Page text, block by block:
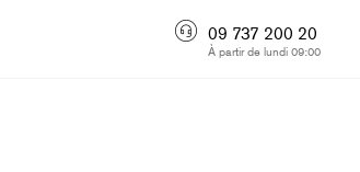
09 737 200 20
À partir de lundi 09:00